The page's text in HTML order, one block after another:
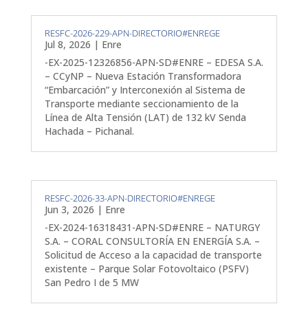
RESFC-2026-229-APN-DIRECTORIO#ENREGE
Jul 8, 2026 | Enre
-EX-2025-12326856-APN-SD#ENRE – EDESA S.A.
– CCyNP – Nueva Estación Transformadora
“Embarcación” y Interconexión al Sistema de
Transporte mediante seccionamiento de la
Línea de Alta Tensión (LAT) de 132 kV Senda
Hachada – Pichanal.
RESFC-2026-33-APN-DIRECTORIO#ENREGE
Jun 3, 2026 | Enre
-EX-2024-16318431-APN-SD#ENRE – NATURGY
S.A. – CORAL CONSULTORÍA EN ENERGÍA S.A. –
Solicitud de Acceso a la capacidad de transporte
existente – Parque Solar Fotovoltaico (PSFV)
San Pedro I de 5 MW